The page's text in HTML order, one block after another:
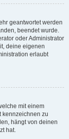
geantwortet werden
beendet wurde.
oder Administrator
deine eigenen
erlaubt
mit einem
kennzeichnen zu
hängt von deinen
hat.